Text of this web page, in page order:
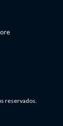
reservados.